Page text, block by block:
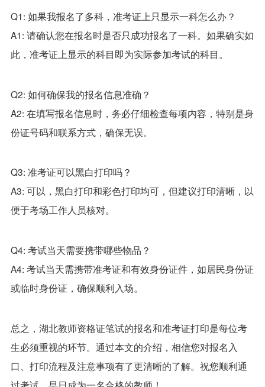
Q1: 如果我报名了多科，准考证上只显示一科怎么办？
A1: 请确认您在报名时是否只成功报名了一科。如果确实如
此，准考证上显示的科目即为实际参加考试的科目。
Q2: 如何确保我的报名信息准确？
A2: 在填写报名信息时，务必仔细检查每项内容，特别是身
份证号码和联系方式，确保无误。
Q3: 准考证可以黑白打印吗？
A3: 可以，黑白打印和彩色打印均可，但建议打印清晰，以
便于考场工作人员核对。
Q4: 考试当天需要携带哪些物品？
A4: 考试当天需携带准考证和有效身份证件，如居民身份证
或临时身份证，确保顺利入场。
总之，湖北教师资格证笔试的报名和准考证打印是每位考
生必须重视的环节。通过本文的介绍，相信您对报名入
口、打印流程及注意事项有了更清晰的了解。祝您顺利通